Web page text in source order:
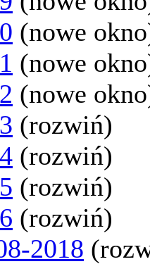
(nowe
(nowe
(nowe
(rozwiń)
(rozwiń)
(rozwiń)
(rozwiń)
2018